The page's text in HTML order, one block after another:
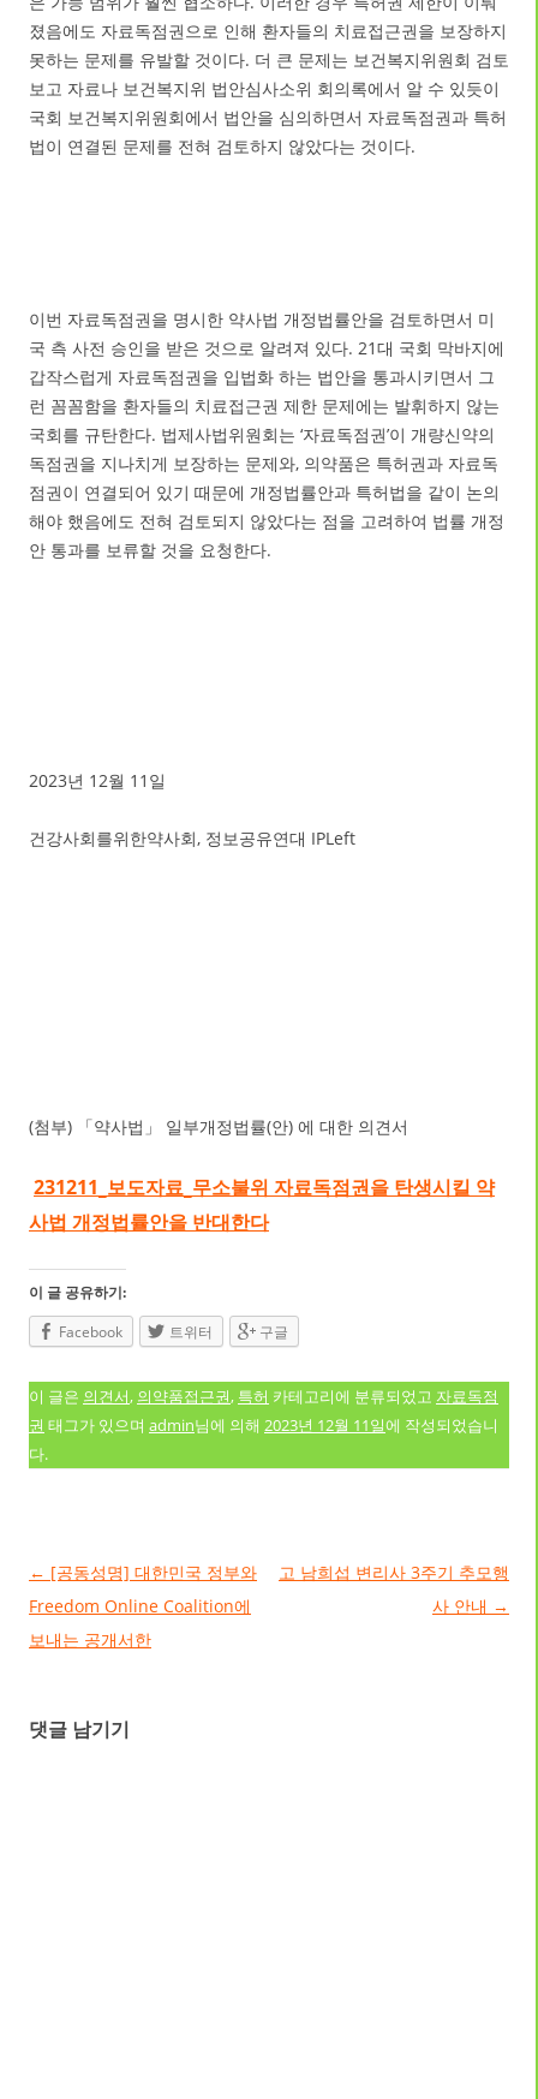
졌음에도 자료독점권으로 인해 환자들의 치료접근권을 보장하지
못하는 문제를 유발할 것이다. 더 큰 문제는 보건복지위원회 검토
보고 자료나 보건복지위 법안심사소위 회의록에서 알 수 있듯이
국회 보건복지위원회에서 법안을 심의하면서 자료독점권과 특허
법이 연결된 문제를 전혀 검토하지 않았다는 것이다.
이번 자료독점권을 명시한 약사법 개정법률안을 검토하면서 미
국 측 사전 승인을 받은 것으로 알려져 있다. 21대 국회 막바지에
갑작스럽게 자료독점권을 입법화 하는 법안을 통과시키면서 그
런 꼼꼼함을 환자들의 치료접근권 제한 문제에는 발휘하지 않는
국회를 규탄한다. 법제사법위원회는 ‘자료독점권’이 개량신약의
독점권을 지나치게 보장하는 문제와, 의약품은 특허권과 자료독
점권이 연결되어 있기 때문에 개정법률안과 특허법을 같이 논의
해야 했음에도 전혀 검토되지 않았다는 점을 고려하여 법률 개정
안 통과를 보류할 것을 요청한다.
2023년 12월 11일
건강사회를위한약사회, 정보공유연대 IPLeft
(첨부) 「약사법」 일부개정법률(안) 에 대한 의견서
231211_보도자료_무소불위 자료독점권을 탄생시킬 약
사법 개정법률안을 반대한다
이 글 공유하기:
Facebook
트위터 구글
이 글은 의견서, 의약품접근권, 특허 카테고리에 분류되었고 자료독점
권 태그가 있으며 admin님에 의해 2023년 12월 11일에 작성되었습니
다.
글 네비게이션
← [공동성명] 대한민국 정부와
Freedom Online Coalition에
보내는 공개서한
고 남희섭 변리사 3주기 추모행
사 안내 →
댓글 남기기